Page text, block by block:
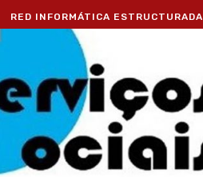
RED INFORMÁTICA ESTRUCTURADA